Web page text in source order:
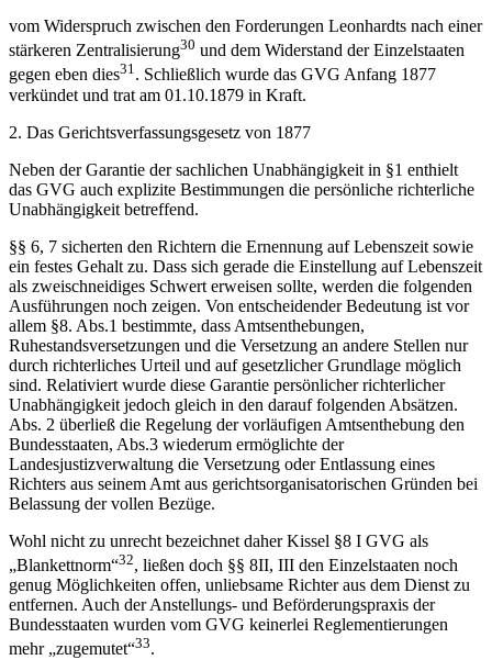
vom Widerspruch zwischen den Forderungen Leonhardts nach einer
stärkeren Zentralisierung30 und dem Widerstand der Einzelstaaten
gegen eben dies31. Schließlich wurde das GVG Anfang 1877
verkündet und trat am 01.10.1879 in Kraft.
2. Das Gerichtsverfassungsgesetz von 1877
Neben der Garantie der sachlichen Unabhängigkeit in §1 enthielt
das GVG auch explizite Bestimmungen die persönliche richterliche
Unabhängigkeit betreffend.
§§ 6, 7 sicherten den Richtern die Ernennung auf Lebenszeit sowie
ein festes Gehalt zu. Dass sich gerade die Einstellung auf Lebenszeit
als zweischneidiges Schwert erweisen sollte, werden die folgenden
Ausführungen noch zeigen. Von entscheidender Bedeutung ist vor
allem §8. Abs.1 bestimmte, dass Amtsenthebungen,
Ruhestandsversetzungen und die Versetzung an andere Stellen nur
durch richterliches Urteil und auf gesetzlicher Grundlage möglich
sind. Relativiert wurde diese Garantie persönlicher richterlicher
Unabhängigkeit jedoch gleich in den darauf folgenden Absätzen.
Abs. 2 überließ die Regelung der vorläufigen Amtsenthebung den
Bundesstaaten, Abs.3 wiederum ermöglichte der
Landesjustizverwaltung die Versetzung oder Entlassung eines
Richters aus seinem Amt aus gerichtsorganisatorischen Gründen bei
Belassung der vollen Bezüge.
Wohl nicht zu unrecht bezeichnet daher Kissel §8 I GVG als
„Blankettnorm“32, ließen doch §§ 8II, III den Einzelstaaten noch
genug Möglichkeiten offen, unliebsame Richter aus dem Dienst zu
entfernen. Auch der Anstellungs- und Beförderungspraxis der
Bundesstaaten wurden vom GVG keinerlei Reglementierungen
mehr „zugemutet“33.